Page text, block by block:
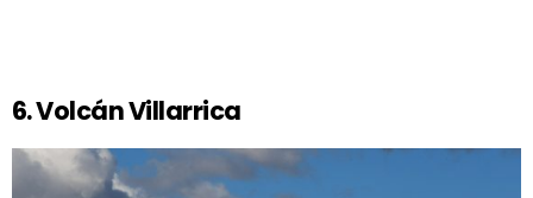
6. Volcán Villarrica